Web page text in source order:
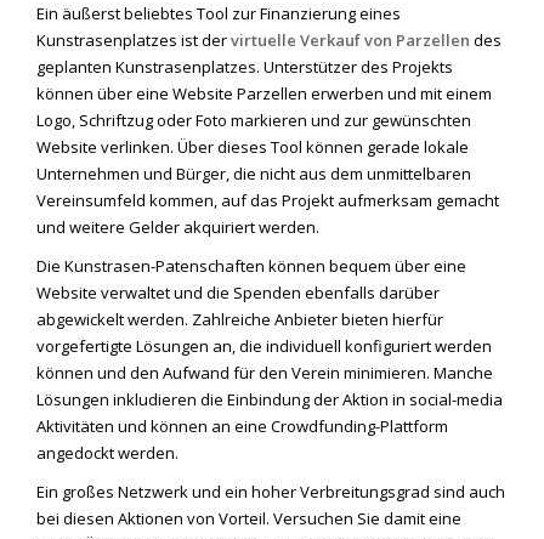
Ein äußerst beliebtes Tool zur Finanzierung eines
Kunstrasenplatzes ist dervirtuelle Verkauf von Parzellen des
geplanten Kunstrasenplatzes. Unterstützer des Projekts
können über eine Website Parzellen erwerben und mit einem
Logo, Schriftzug oder Foto markieren und zur gewünschten
Website verlinken. Über dieses Tool können gerade lokale
Unternehmen und Bürger, die nicht aus dem unmittelbaren
Vereinsumfeld kommen, auf das Projekt aufmerksam gemacht
und weitere Gelder akquiriert werden.
Die Kunstrasen-Patenschaften können bequem über eine
Website verwaltet und die Spenden ebenfalls darüber
abgewickelt werden. Zahlreiche Anbieter bieten hierfür
vorgefertigte Lösungen an, die individuell konfiguriert werden
können und den Aufwand für den Verein minimieren. Manche
Lösungen inkludieren die Einbindung der Aktion in social-media
Aktivitäten und können an eine Crowdfunding-Plattform
angedockt werden.
Ein großes Netzwerk und ein hoher Verbreitungsgrad sind auch
bei diesen Aktionen von Vorteil. Versuchen Sie damit eine